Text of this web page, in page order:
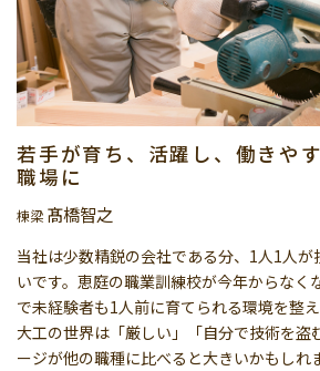
若手が育ち、活躍し、働きや
職場に
棟梁 髙橋智之
当社は少数精鋭の会社である分、1人1人
いです。恵庭の職業訓練校が今年からなく
で未経験者も1人前に育てられる環境を整え
大工の世界は「厳しい」「自分で技術を盗
ージが他の職種に比べると大きいかもしれ